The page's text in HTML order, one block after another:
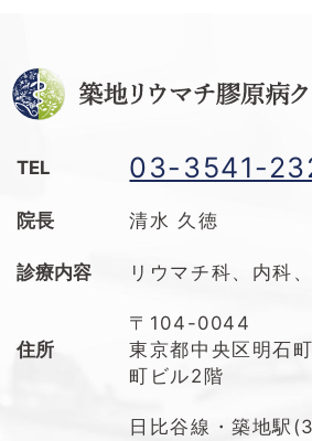
TEL 03-3541-
院長 清水 久徳
診療内容 リウマチ科、内科
住所
〒104-0044
東京都中央区明石
町ビル2階
日比谷線・築地駅